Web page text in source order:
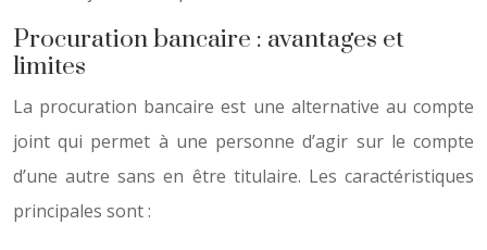
Procuration bancaire : avantages et
limites
La procuration bancaire est une alternative au compte
joint qui permet à une personne d’agir sur le compte
d’une autre sans en être titulaire. Les caractéristiques
principales sont :